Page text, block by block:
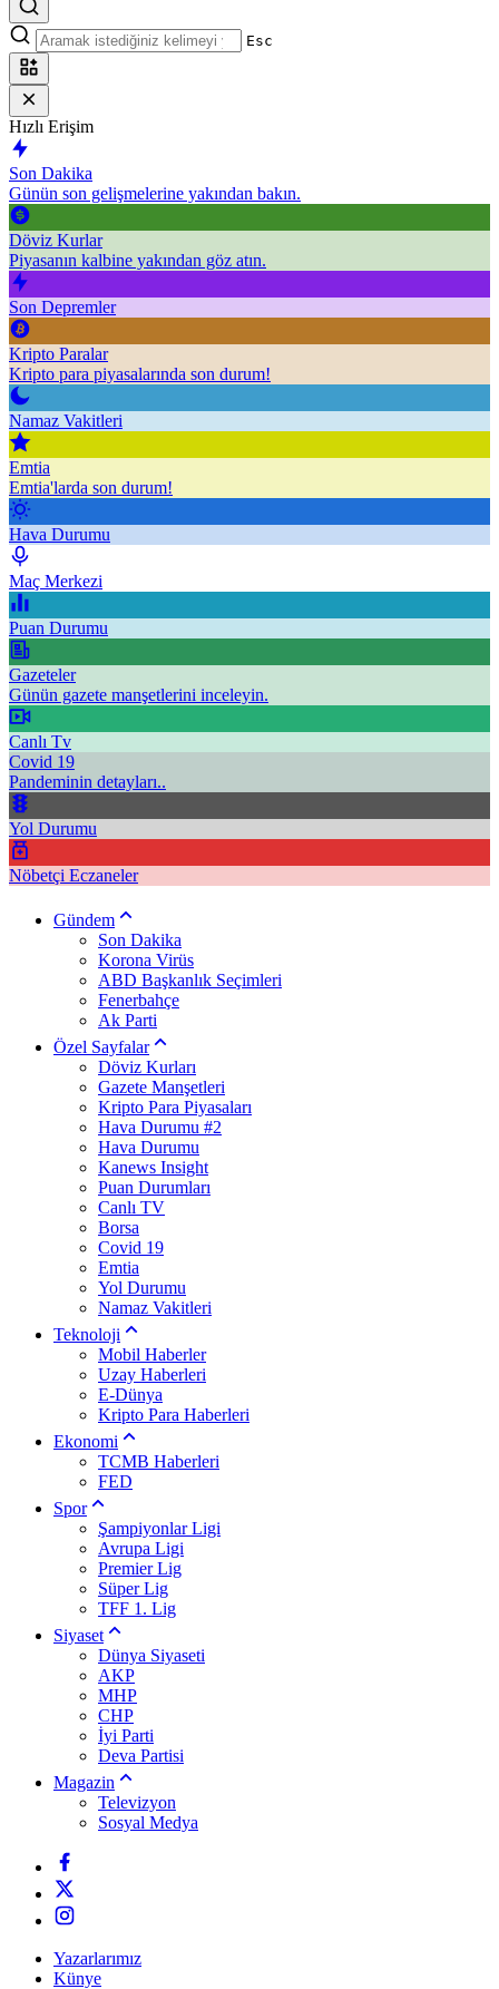
Esc
Hızlı Erişim
Son Dakika
Günün son gelişmelerine yakından bakın.
Döviz Kurlar
Piyasanın kalbine yakından göz atın.
Son Depremler
Kripto Paralar
Kripto para piyasalarında son durum!
Namaz Vakitleri
Emtia
Emtia'larda son durum!
Hava Durumu
Maç Merkezi
Puan Durumu
Gazeteler
Günün gazete manşetlerini inceleyin.
Canlı Tv
Covid 19
Pandeminin detayları..
Yol Durumu
Nöbetçi Eczaneler
Gündem
Son Dakika
Korona Virüs
ABD Başkanlık Seçimleri
Fenerbahçe
Ak Parti
Özel Sayfalar
Döviz Kurları
Gazete Manşetleri
Kripto Para Piyasaları
Hava Durumu #2
Hava Durumu
Kanews Insight
Puan Durumları
Canlı TV
Borsa
Covid 19
Emtia
Yol Durumu
Namaz Vakitleri
Teknoloji
Mobil Haberler
Uzay Haberleri
E-Dünya
Kripto Para Haberleri
Ekonomi
TCMB Haberleri
FED
Spor
Şampiyonlar Ligi
Avrupa Ligi
Premier Lig
Süper Lig
TFF 1. Lig
Siyaset
Dünya Siyaseti
AKP
MHP
CHP
İyi Parti
Deva Partisi
Magazin
Televizyon
Sosyal Medya
Yazarlarımız
Künye